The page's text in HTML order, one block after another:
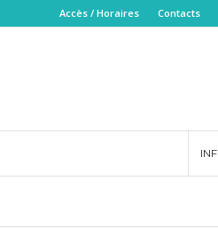
Accès / Horaires Contacts